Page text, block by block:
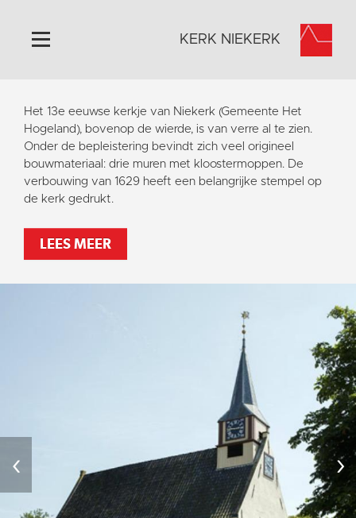
Home
Algemeen
Historie
Omgeving
Activiteiten
Steun ons
Contact
Vaktaal
KERK NIEKERK
Het 13e eeuwse kerkje van Niekerk (Gemeente Het
Hogeland), bovenop de wierde, is van verre al te zien.
Onder de bepleistering bevindt zich veel origineel
bouwmateriaal: drie muren met kloostermoppen. De
verbouwing van 1629 heeft een belangrijke stempel op
de kerk gedrukt.
LEES MEER
‹ ›